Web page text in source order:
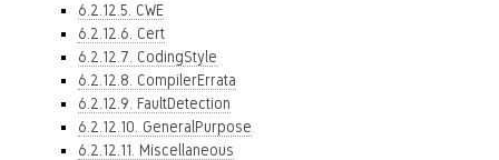
6.2.12.5. CWE
6.2.12.6. Cert
6.2.12.7. CodingStyle
6.2.12.8. CompilerErrata
6.2.12.9. FaultDetection
6.2.12.10. GeneralPurpose
6.2.12.11. Miscellaneous